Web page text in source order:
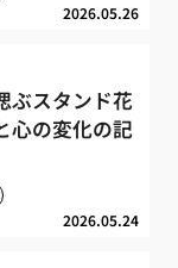
2026.05.26
ぶスタンド花
心の変化の記
2026.05.24